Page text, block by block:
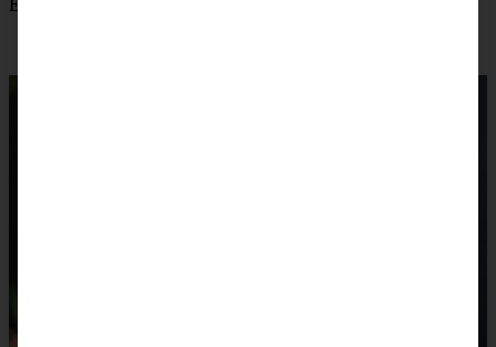
Erdbeeren dekorieren.